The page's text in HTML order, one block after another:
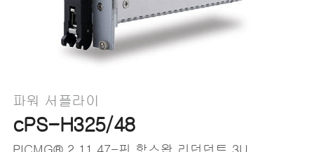
파워 서플라이
cPS-H325/48